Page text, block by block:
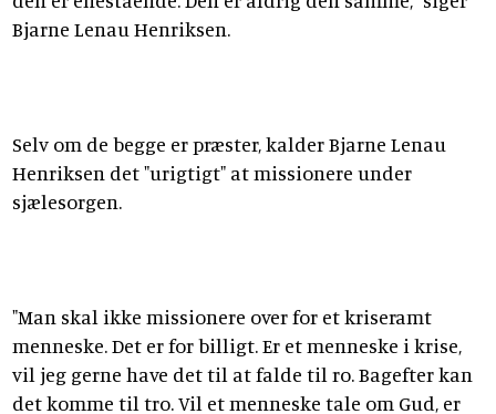
Bjarne Lenau Henriksen.
Selv om de begge er præster, kalder Bjarne Lenau
Henriksen det "urigtigt" at missionere under
sjælesorgen.
"Man skal ikke missionere over for et kriseramt
menneske. Det er for billigt. Er et menneske i krise,
vil jeg gerne have det til at falde til ro. Bagefter kan
det komme til tro. Vil et menneske tale om Gud, er